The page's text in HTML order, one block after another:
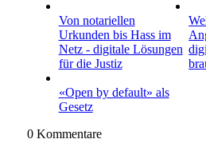
Von notariellen
Urkunden bis Hass im
Netz - digitale Lösungen
für die Justiz
«Open by default» als
Gesetz
0 Kommentare